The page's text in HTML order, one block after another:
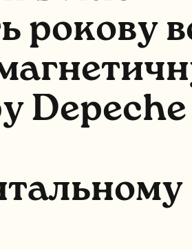
ь рокову в
агнетичн
у Depeche
тальному